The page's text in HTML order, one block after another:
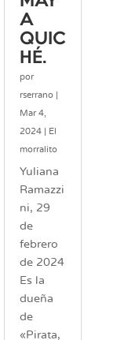
A
QUIC
HÉ.
por
rserrano|
Mar 4,
2024| El
morralito
Yuliana
Ramazzi
ni, 29
de
febrero
de 2024
Es la
dueña
de
«Pirata,